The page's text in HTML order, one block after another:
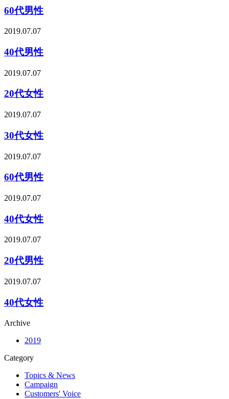
60代男性
2019.07.07
40代男性
2019.07.07
20代女性
2019.07.07
30代女性
2019.07.07
60代男性
2019.07.07
40代女性
2019.07.07
20代男性
2019.07.07
40代女性
Archive
2019
Category
Topics & News
Campaign
Customers' Voice